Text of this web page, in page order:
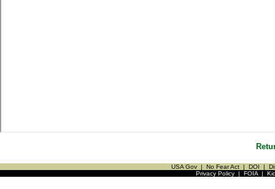
USA Gov | No Fear Act | DOI |
Privacy Policy| FOIA|